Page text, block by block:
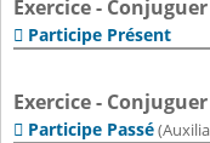
Exercice -
 Participe Présent
Exercice -
 Participe Passé